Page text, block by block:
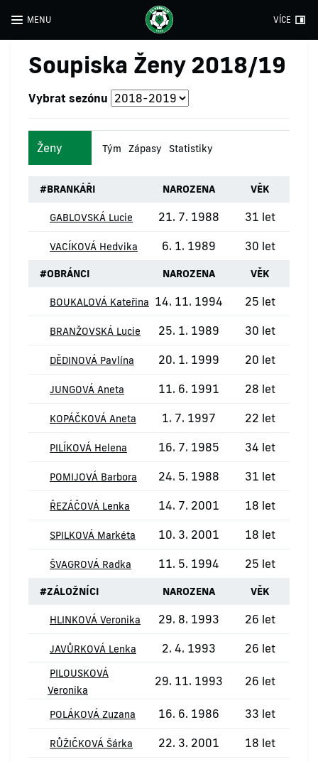
MENU VÍCE
Soupiska Ženy 2018/19
Vybrat sezónu
Ženy Tým Zápasy Statistiky
#BRANKÁŘI NAROZENA VĚK
GABLOVSKÁ Lucie 21. 7. 1988 31 let
VACÍKOVÁ Hedvika 6. 1. 1989 30 let
#OBRÁNCI NAROZENA VĚK
BOUKALOVÁ Kateřina 14. 11. 1994 25 let
BRANŽOVSKÁ Lucie 25. 1. 1989 30 let
DĚDINOVÁ Pavlína 20. 1. 1999 20 let
JUNGOVÁ Aneta 11. 6. 1991 28 let
KOPÁČKOVÁ Aneta 1. 7. 1997 22 let
PILÍKOVÁ Helena 16. 7. 1985 34 let
POMIJOVÁ Barbora 24. 5. 1988 31 let
ŘEZÁČOVÁ Lenka 14. 7. 2001 18 let
SPILKOVÁ Markéta 10. 3. 2001 18 let
ŠVAGROVÁ Radka 11. 5. 1994 25 let
#ZÁLOŽNÍCI NAROZENA VĚK
HLINKOVÁ Veronika 29. 8. 1993 26 let
JAVŮRKOVÁ Lenka 2. 4. 1993 26 let
PILOUSKOVÁ
Veronika
29. 11. 1993 26 let
POLÁKOVÁ Zuzana 16. 6. 1986 33 let
RŮŽIČKOVÁ Šárka 22. 3. 2001 18 let